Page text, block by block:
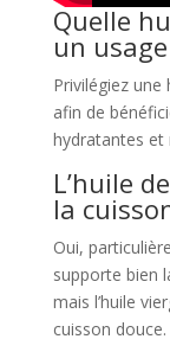
Quelle
un
Privilégiez
afin de
hydratantes et
L’huile
la
Oui,
supporte bien
mais l’huile
cuisson douce.